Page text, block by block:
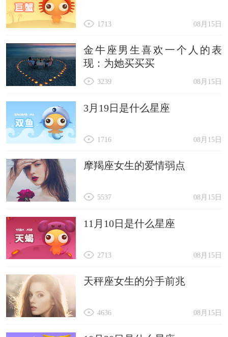
08月15日
1713
金牛座男生喜欢一个人的表
现：为她买买买
08月15日
3239
3月19日是什么星座
08月15日
1716
摩羯座女生的爱情弱点
08月15日
5537
11月10日是什么星座
08月15日
2713
天秤座女生的分手前兆
08月15日
4636